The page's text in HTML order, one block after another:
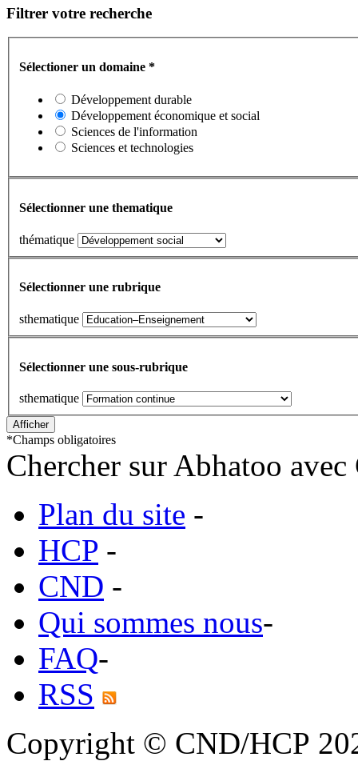
Filtrer votre recherche
Sélectioner un domaine *
Développement durable
Développement économique et social
Sciences de l'information
Sciences et technologies
Sélectionner une thematique
thématique
Sélectionner une rubrique
sthematique
Sélectionner une sous-rubrique
sthematique
*Champs obligatoires
Chercher sur Abhatoo
Plan du site -
HCP -
CND -
Qui sommes nous-
FAQ-
RSS
Copyright © CND/HCP